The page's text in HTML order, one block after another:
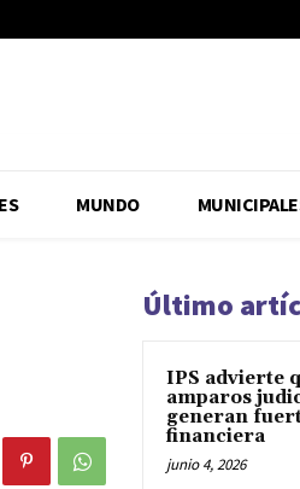
MUNDO
Último
IPS advierte
amparos
generan
financiera
junio 4, 2026